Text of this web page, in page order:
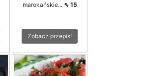
marokańskie... ⇖ 15
Zobacz przepis!